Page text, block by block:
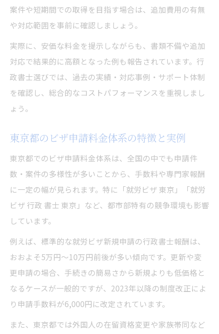
案件や短期間での取得を目指す場合は、追加費用の有無
や対応範囲を事前に確認しましょう。
実際に、安価な料金を提示しながらも、書類不備や追加
対応で結果的に高額となった例も報告されています。行
政書士選びでは、過去の実績・対応事例・サポート体制
を確認し、総合的なコストパフォーマンスを重視しまし
ょう。
東京都のビザ申請料金体系の特徴と実例
東京都でのビザ申請料金体系は、全国の中でも申請件
数・案件の多様性が多いことから、手数料や専門家報酬
に一定の幅が見られます。特に「就労ビザ 東京」「就労
ビザ 行政 書士 東京」など、都市部特有の競争環境も影響
しています。
例えば、標準的な就労ビザ新規申請の行政書士報酬は、
おおよそ5万円〜10万円前後が多い傾向です。更新や変
更申請の場合、手続きの簡易さから新規よりも低価格と
なるケースが一般的ですが、2023年以降の制度改正によ
り申請手数料が6,000円に改定されています。
また、東京都では外国人の在留資格変更や家族帯同など